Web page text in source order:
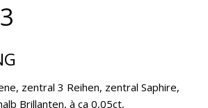
zentral 3 Reihen, zentral Saphire,
Brillanten, à ca 0,05ct,